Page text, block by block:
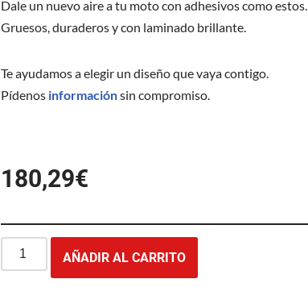
Dale un nuevo aire a tu moto con adhesivos como estos.
Gruesos, duraderos y con laminado brillante.
Te ayudamos a elegir un diseño que vaya contigo.
Pídenos informaciónsin compromiso.
180,29€
AÑADIR AL CARRITO